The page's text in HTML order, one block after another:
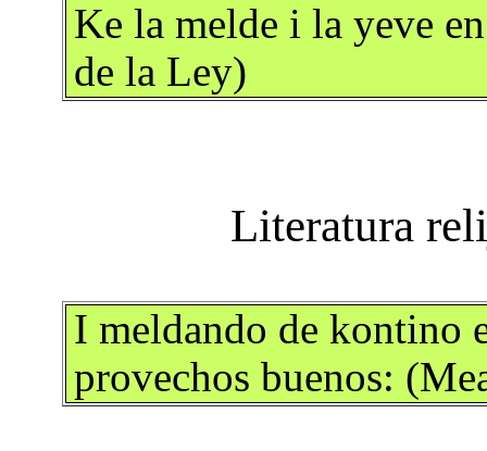
Ke la melde i la yeve
de la Ley)
I meldando de kontino
provechos buenos: